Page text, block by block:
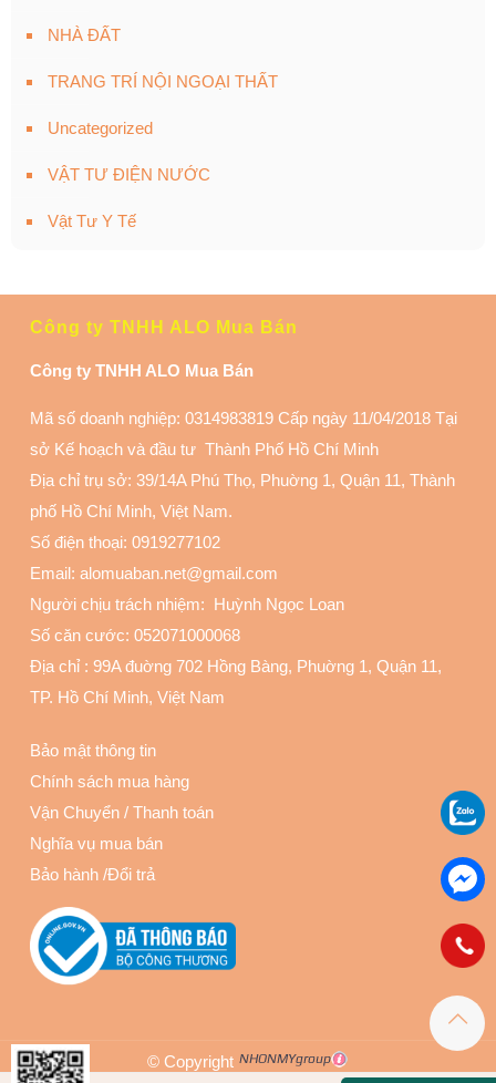
NHÀ ĐẤT
TRANG TRÍ NỘI NGOẠI THẤT
Uncategorized
VẬT TƯ ĐIỆN NƯỚC
Vật Tư Y Tế
Công ty TNHH ALO Mua Bán
Công ty TNHH ALO Mua Bán
Mã số doanh nghiệp: 0314983819 Cấp ngày 11/04/2018 Tại
sở Kế hoạch và đầu tư Thành Phố Hồ Chí Minh
Địa chỉ trụ sở: 39/14A Phú Thọ, Phuờng 1, Quận 11, Thành
phố Hồ Chí Minh, Việt Nam.
Số điện thoại: 0919277102
Email: alomuaban.net@gmail.com
Người chịu trách nhiệm: Huỳnh Ngọc Loan
Số căn cước: 052071000068
Địa chỉ : 99A đuờng 702 Hồng Bàng, Phuờng 1, Quận 11,
TP. Hồ Chí Minh, Việt Nam
Bảo mật thông tin
Chính sách mua hàng
Vận Chuyển / Thanh toán
Nghĩa vụ mua bán
Bảo hành /Đổi trả
© Copyright